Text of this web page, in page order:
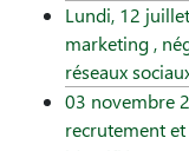
Lundi, 12
marketing ,
réseaux
03 novembre
recrutement